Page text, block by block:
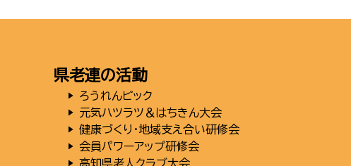
県老連の活動
▶ ろうれんピック
▶ 元気ハツラツ＆はちきん大会
▶ 健康づくり・地域支え合い研修会
▶ 会員パワーアップ研修会
▶ 高知県老人クラブ大会